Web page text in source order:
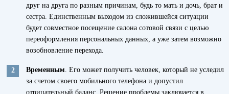
друг на друга по разным причинам, будь то мать и дочь, брат и
сестра. Единственным выходом из сложившейся ситуации
будет совместное посещение салона сотовой связи с целью
переоформления персональных данных, а уже затем возможно
возобновление перехода.
Временным . Его может получить человек, который не уследил
за счетом своего мобильного телефона и допустил
отрицательный баланс. Решение проблемы заключается в